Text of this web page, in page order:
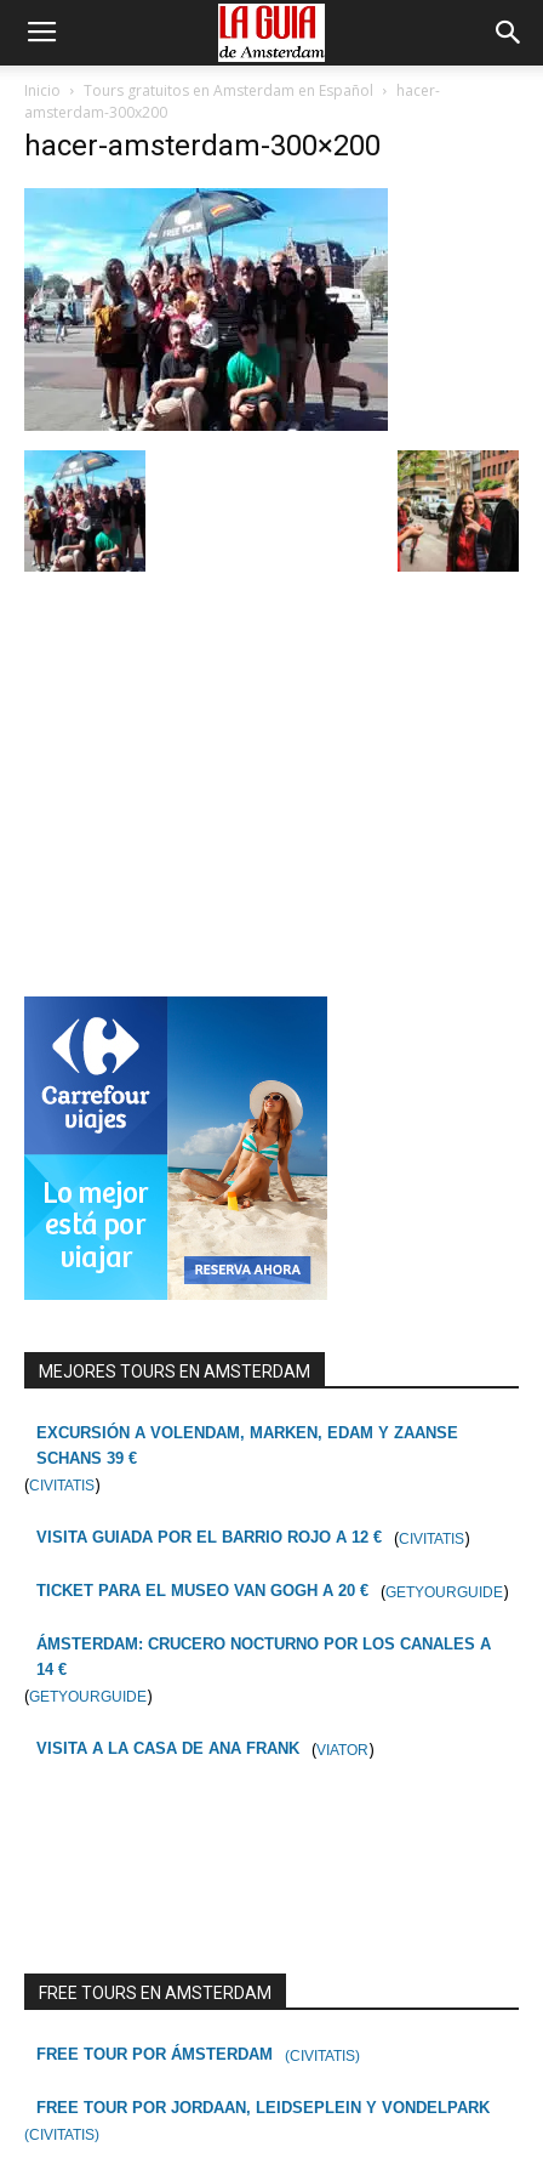
Inicio Tours gratuitos en Amsterdam en Español
hacer-
amsterdam-300x200
hacer-amsterdam-300×200
MEJORES TOURS EN AMSTERDAM
EXCURSIÓN A VOLENDAM, MARKEN, EDAM Y ZAANSE
SCHANS 39 €
(CIVITATIS)
VISITA GUIADA POR EL BARRIO ROJO A 12 € (CIVITATIS)
TICKET PARA EL MUSEO VAN GOGH A 20 € (GETYOURGUIDE)
ÁMSTERDAM: CRUCERO NOCTURNO POR LOS CANALES A
14 €
(GETYOURGUIDE)
VISITA A LA CASA DE ANA FRANK (VIATOR)
FREE TOURS EN AMSTERDAM
FREE TOUR POR ÁMSTERDAM (CIVITATIS)
FREE TOUR POR JORDAAN, LEIDSEPLEIN Y VONDELPARK
(CIVITATIS)